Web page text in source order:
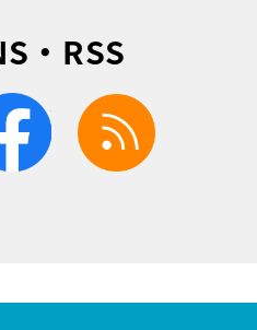
・RSS
facebook